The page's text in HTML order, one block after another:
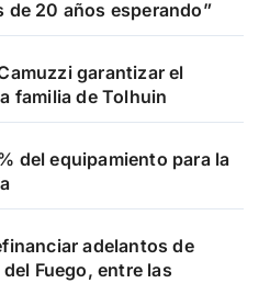
de 20 años esperando”
garantizar el
familia de Tolhuin
del equipamiento para la
adelantos de
Fuego, entre las